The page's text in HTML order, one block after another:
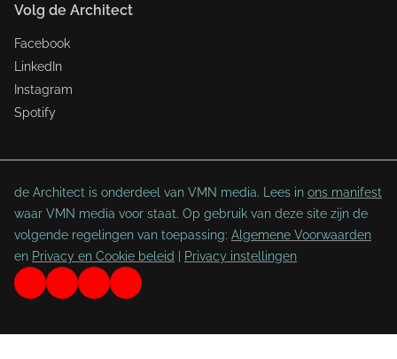
Volg de Architect
Facebook
LinkedIn
Instagram
Spotify
de Architect is onderdeel van VMN media. Lees in ons manifest
waar VMN media voor staat. Op gebruik van deze site zijn de
volgende regelingen van toepassing: Algemene Voorwaarden
en Privacy en Cookie beleid Privacy instellingen